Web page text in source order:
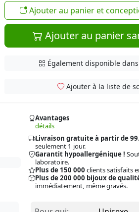
Avantages
détails
Livraison gratuite à partir de
seulement 1 jour.
Garantit hypoallergénique !
laboratoire.
Plus de 150 000 clients satisfaits
Plus de 200 000 bijoux de
immédiatement, même gravés.
Ajouter au panier et
Ajouter au panier
Également disponible
Ajouter à la liste de